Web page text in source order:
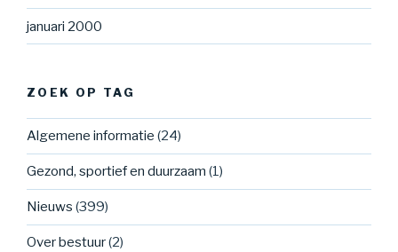
januari 2000
ZOEK OP TAG
Algemene informatie (24)
Gezond, sportief en duurzaam (1)
Nieuws (399)
Over bestuur(2)